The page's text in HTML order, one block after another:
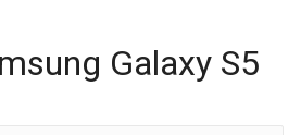
Galaxy S5